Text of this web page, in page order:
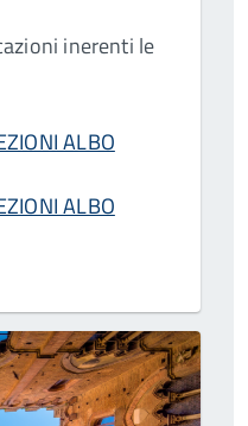
inerenti le
ALBO
ALBO